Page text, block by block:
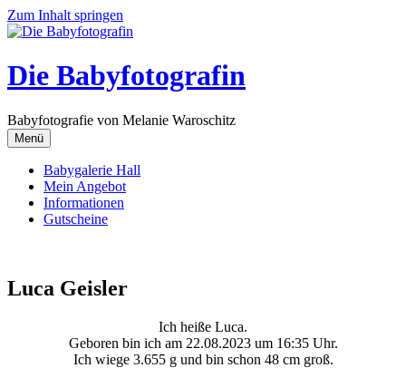
Zum Inhalt springen
Die Babyfotografin
Babyfotografie von Melanie Waroschitz
Menü
Babygalerie Hall
Mein Angebot
Informationen
Gutscheine
Luca Geisler
Ich heiße Luca.
Geboren bin ich am 22.08.2023 um 16:35 Uhr.
Ich wiege 3.655 g und bin schon 48 cm groß.